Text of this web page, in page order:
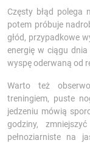
Częsty błąd polega
potem próbuje
głód, przypadkowe
energię w ciągu
wyspę oderwaną od
Warto też
treningiem, puste
jedzeniu mówią
godziny,
pełnoziarniste na